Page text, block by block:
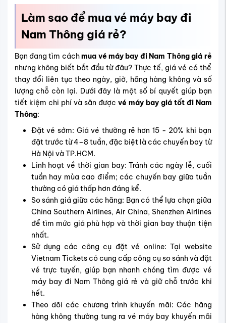
Làm sao để mua vé máy bay đi
Nam Thông giá rẻ?
Bạn đang tìm cáchmua vé máy bay đi Nam Thông giá rẻ
nhưng không biết bắt đầu từ đâu? Thực tế, giá vé có thể
thay đổi liên tục theo ngày, giờ, hãng hàng không và số
lượng chỗ còn lại. Dưới đây là một số bí quyết giúp bạn
tiết kiệm chi phí và săn được vé máy bay giá tốt đi Nam
Thông:
Đặt vé sớm: Giá vé thường rẻ hơn 15 - 20% khi bạn
đặt trước từ 4–8 tuần, đặc biệt là các chuyến bay từ
Hà Nội và TP.HCM.
Linh hoạt về thời gian bay: Tránh các ngày lễ, cuối
tuần hay mùa cao điểm; các chuyến bay giữa tuần
thường có giá thấp hơn đáng kể.
So sánh giá giữa các hãng: Bạn có thể lựa chọn giữa
China Southern Airlines, Air China, Shenzhen Airlines
để tìm mức giá phù hợp và thời gian bay thuận tiện
nhất.
Sử dụng các công cụ đặt vé online: Tại website
Vietnam Tickets có cung cấp công cụ so sánh và đặt
vé trực tuyến, giúp bạn nhanh chóng tìm được vé
máy bay đi Nam Thông giá rẻ và giữ chỗ trước khi
hết.
Theo dõi các chương trình khuyến mãi: Các hãng
hàng không thường tung ra vé máy bay khuyến mãi